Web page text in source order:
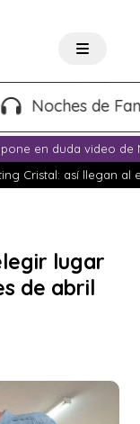
de
en duda video de
Cristal: así llegan al
lugar
de abril